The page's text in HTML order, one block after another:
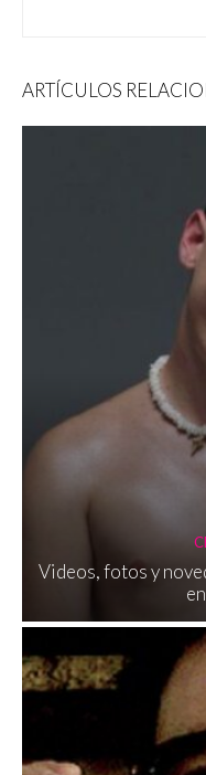
ARTÍCULOS
Videos, fotos y